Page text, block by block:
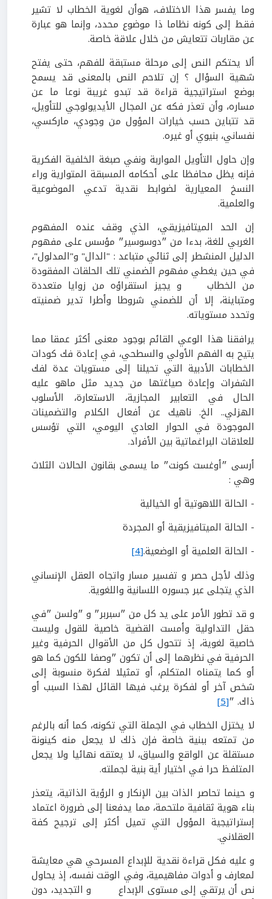
وما يفسر هذا الاختلاف، هوأن لغوية الخطاب لا تشير
فقط إلى كونه نظاما ذا موضوع محدد، وإنما هو عبارة
عن مقاربات تتعايش من خلال علاقة خاصة.
ألا يحتكم النص إلى مرحلة مستبقة للفهم، حتى يفتح
شهية السؤال ؟ إن تلاحم النص بالمعنى قد يسمح
بوضع استراتيجية قراءة قد تبدو غريبة نوعا ما عن
مساره، وأن تعذر فكه عن المجال الأيديولوجي للتأويل،
قد تتباين حسب خيارات المؤول من وجودي، ماركسي،
نفساني، بنيوي أو غيره.
وإن حاول التأويل المواربة ونفي صبغة الخلفية الفكرية
فإنه يظل محافظا على أحكامه المسبقة المتوارية وراء
النسخ المعيارية لضوابط نقدية تدعي الموضوعية
والعلمية.
إن الحد الميتافيزيقي، الذي وقف عنده المفهوم
الغربي للغة، بدءا من ״دوسوسير״ مؤسس على مفهوم
الدليل المنشطر إلى ثنائي متباعد : "الدال" و"المدلول"،
في حين يغطي مفهوم الضمني تلك الحلقات المفقودة
من الخطاب و يجيز استقراؤه من زوايا متعددة
ومتباينة، إلا أن للضمني شروطا وأطرا تدير ضمنيته
وتحدد مستوياته.
يرافقنا هذا الوعي القائم بوجود معنى أكثر عمقا مما
يتيح به الفهم الأولي والسطحي، في إعادة فك كودات
الخطابات الأدبية التي تحيلنا إلى مستويات عدة لفك
الشفرات وإعادة صياغتها من جديد مثل ماهو عليه
الحال في التعابير المجازية، الاستعارة، الأسلوب
الهزلي.. الخ. ناهيك عن أفعال الكلام والتضمينات
الموجودة في الحوار العادي اليومي، التي تؤسس
للعلاقات البراغماتية بين الأفراد.
أرسى ״أوغست كونت״ ما يسمى بقانون الحالات الثلاث
وهي :
- الحالة اللاهوتية أو الخيالية
- الحالة الميتافيزيقية أو المجردة
- الحالة العلمية أو الوضعية.[4]
وذلك لأجل حصر و تفسير مسار واتجاه العقل الإنساني
الذي يتجلى عبر جسوره اللسانية واللغوية.
و قد تطور الأمر على يد كل من ״سبربر״ و ״ولسن ״في
حقل التداولية وأمست القضية خاصية للقول وليست
خاصية لغوية، إذ تتحول كل من الأقوال الحرفية وغير
الحرفية في نظرهما إلى أن تكون ״وصفا للكون كما هو
أو كما يتمناه المتكلم، أو تمثيلا لفكرة منسوبة إلى
شخص آخر أو لفكرة يرغب فيها القائل لهذا السبب أو
ذاك. ״[5]
لا يختزل الخطاب في الجملة التي تكونه، كما أنه بالرغم
من تمتعه ببنية خاصة فإن ذلك لا يجعل منه كينونة
مستقلة عن الواقع والسياق، لا يعتقه نهائيا ولا يجعل
المتلفظ حرا في اختيار أية بنية لجملته.
و حينما تحاصر الذات بين الإنكار و الرؤية الذاتية، يتعذر
بناء هوية ثقافية ملتحمة، مما يدفعنا إلى ضرورة اعتماد
إستراتيجية المؤول التي تميل أكثر إلى ترجيح كفة
العقلاني.
و عليه فكل قراءة نقدية للإبداع المسرحي هي معايشة
لمعارف و أدوات مفاهيمية، وفي الوقت نفسه، إذ يحاول
نص أن يرتقي إلى مستوى الإبداع و التجديد، دون